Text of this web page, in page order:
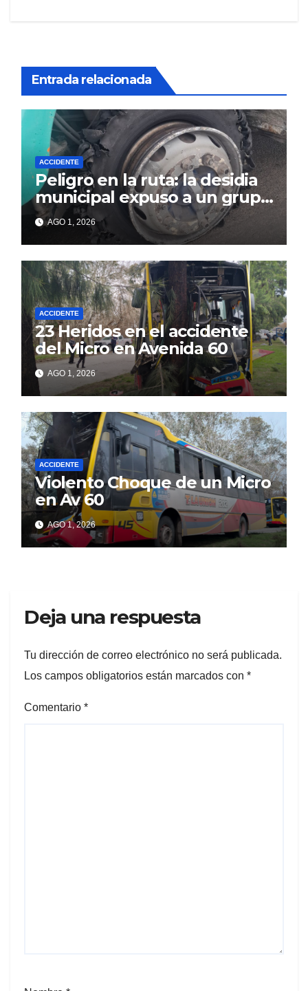
Entrada relacionada
ACCIDENTE
Peligro en la ruta: la desidia
municipal expuso a un grupo
de berissenses
AGO 1, 2026
ACCIDENTE
23 Heridos en el accidente
del Micro en Avenida 60
AGO 1, 2026
ACCIDENTE
Violento Choque de un Micro
en Av 60
AGO 1, 2026
Deja una respuesta
Tu dirección de correo electrónico no será publicada.
Los campos obligatorios están marcados con *
Comentario *